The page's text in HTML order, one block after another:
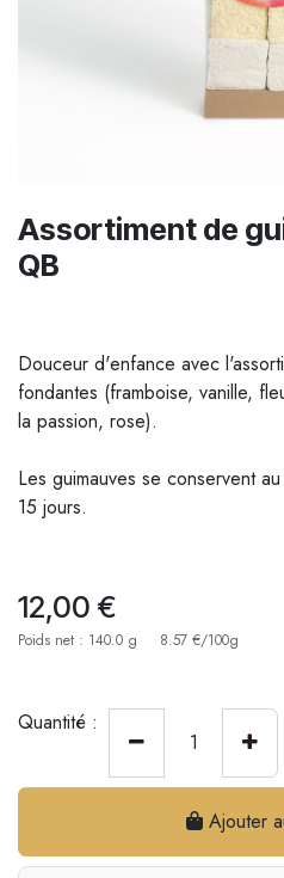
Assortiment de
QB
Douceur d'enfance avec
fondantes (framboise, vanille,
la passion, rose).
Les guimauves se conservent
15 jours.
12,00 €
Poids net : 140.0 g 8.57 €/100g
Quantité :
Ajouter